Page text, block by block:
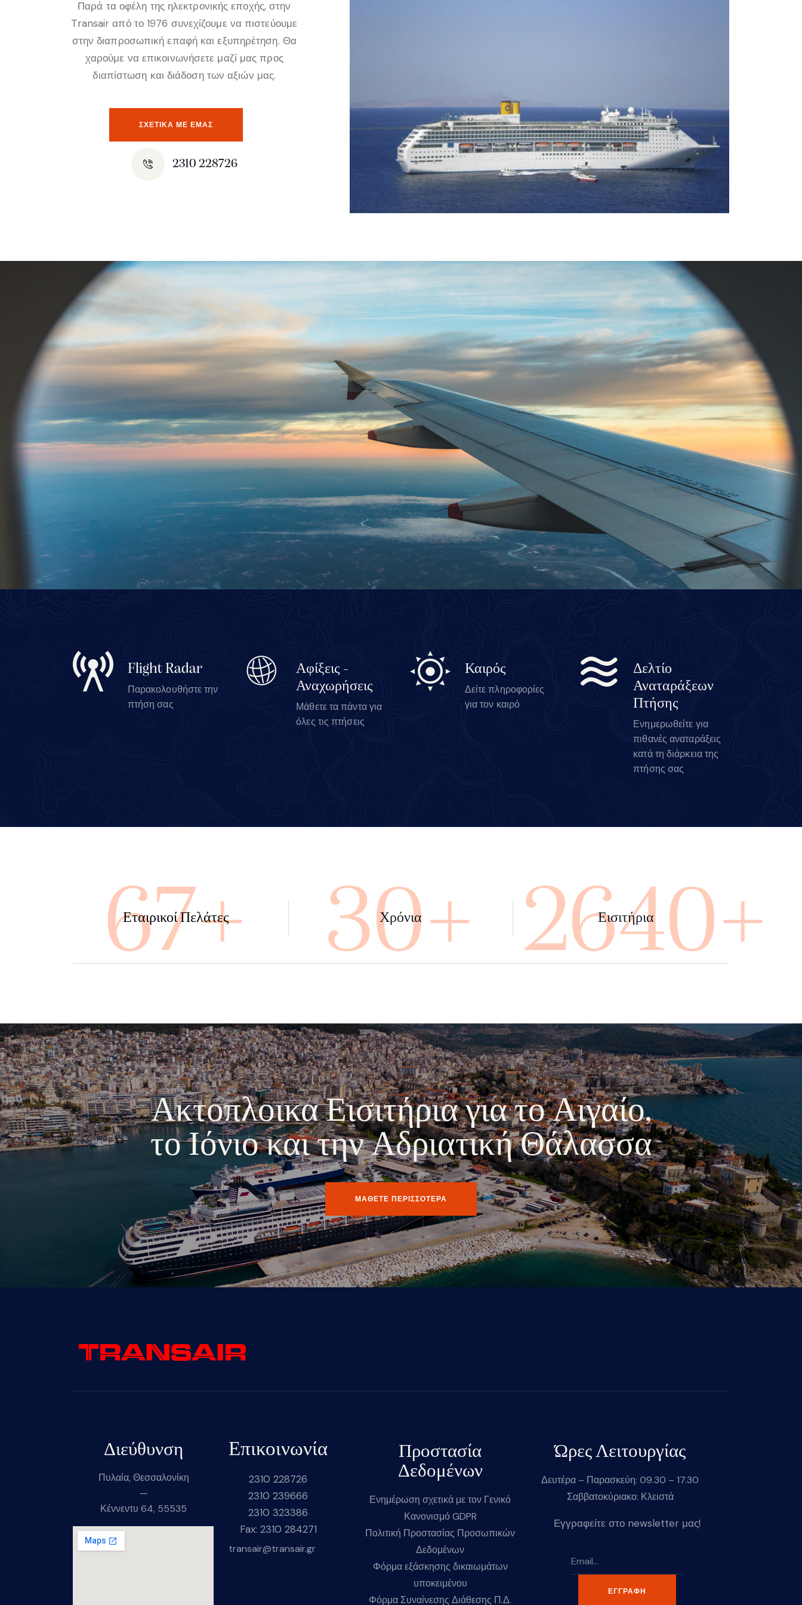
Παρά τα οφέλη της ηλεκτρονικής εποχής, στην
Transair από το 1976 συνεχίζουμε να πιστεύουμε
στην διαπροσωπική επαφή και εξυπηρέτηση. Θα
χαρούμε να επικοινωνήσετε μαζί μας προς
διαπίστωση και διάδοση των αξιών μας.
ΣΧΕΤΙΚΆ ΜΕ ΕΜΑΣ
2310 228726
Flight Radar
Παρακολουθήστε την
πτήση σας
Αφίξεις -
Αναχωρήσεις
Μάθετε τα πάντα για
όλες τις πτήσεις
Καιρός
Δείτε πληροφορίες
για τον καιρό
Δελτίο
Αναταράξεων
Πτήσης
Ενημερωθείτε για
πιθανές αναταράξεις
κατά τη διάρκεια της
πτήσης σας
100+
Εταιρικοί Πελάτες 45+
Χρόνια 4000+
Εισιτήρια
Ακτοπλοικα Εισιτήρια για το Αιγαίο,
το Ιόνιο και την Αδριατική Θάλασσα
ΜΑΘΕΤΕ ΠΕΡΙΣΣΟΤΕΡΑ
Διεύθυνση
Πυλαία, Θεσσαλονίκη
—
Κέννεντυ 64, 55535
Επικοινωνία
2310 228726
2310 239666
2310 323386
Fax: 2310 284271
transair@transair.gr
Προστασία
Δεδομένων
Ενημέρωση σχετικά με τον Γενικό
Κανονισμό GDPR
Πολιτική Προστασίας Προσωπικών
Δεδομένων
Φόρμα εξάσκησης δικαιωμάτων
υποκειμένου
Φόρμα Συναίνεσης Διάθεσης Π.Δ.
Ώρες Λειτουργίας
Δευτέρα – Παρασκεύη: 09.30 – 17.30
Σαββατοκύριακο: Κλειστά
Εγγραφείτε στο newsletter μας!
ΕΓΓΡΑΦΉ